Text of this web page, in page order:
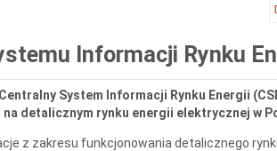
Informacji Rynku
System Informacji Rynku Energii
detalicznym rynku energii elektrycznej w
z zakresu funkcjonowania detalicznego